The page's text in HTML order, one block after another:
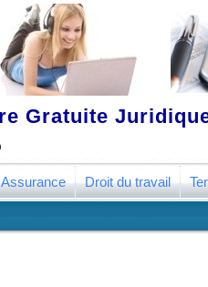
Gratuite
Assurance Droit du travail